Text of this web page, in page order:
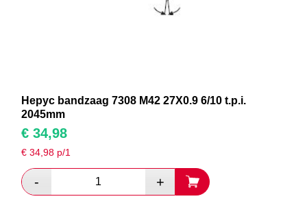
Hepyc bandzaag 7308 M42 27X0.9 6/10 t.p.i.
2045mm
€ 34,98
€34,98 p/1